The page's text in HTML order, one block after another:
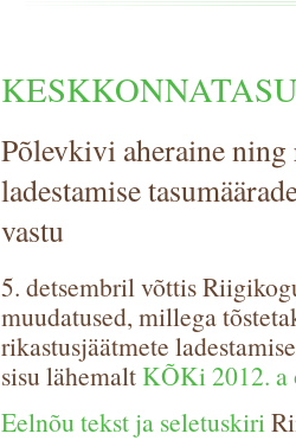
Põlevkivi aheraine ning
ladestamise
vastu
5. detsembril võttis
muudatused, millega
rikastusjäätmete
sisu lähemalt KÕKi 2012. a
Eelnõu tekst ja seletuskiri